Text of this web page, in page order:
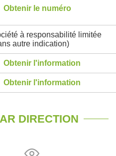
Obtenir le numéro
à responsabilité limitée
autre indication)
Obtenir l'information
Obtenir l'information
DIRECTION